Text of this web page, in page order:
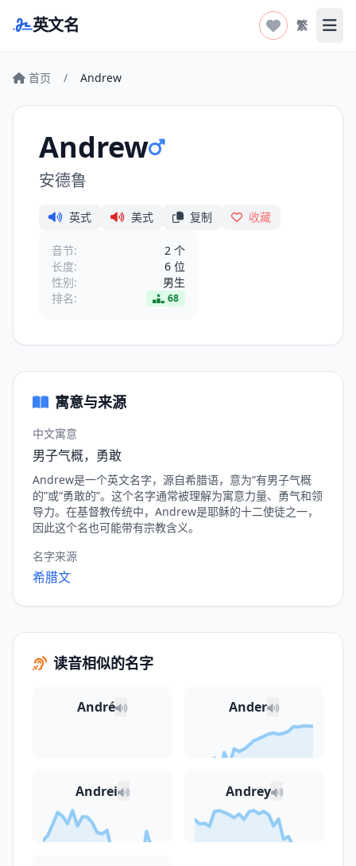
英文名 繁 打
首页 / Andrew
Andrew
安德鲁
英式 美式 复制 收藏
音节:
2 个
长度:
6 位
性别:
男生
排名:
68
寓意与来源
中文寓意
男子气概，勇敢
Andrew是一个英文名字，源自希腊语，意为“有男子气概
的”或“勇敢的”。这个名字通常被理解为寓意力量、勇气和领
导力。在基督教传统中，Andrew是耶稣的十二使徒之一，
因此这个名也可能带有宗教含义。
名字来源
希腊文
读音相似的名字
André Ander
Andrei Andrey